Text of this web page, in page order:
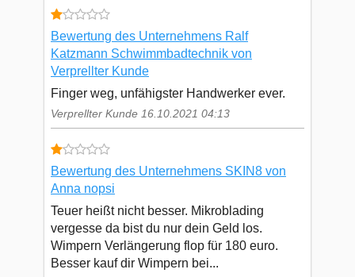
Bewertung des Unternehmens Ralf
Katzmann Schwimmbadtechnik von
Verprellter Kunde
Finger weg, unfähigster Handwerker ever.
Verprellter Kunde 16.10.2021 04:13
Bewertung des Unternehmens SKIN8 von
Anna nopsi
Teuer heißt nicht besser. Mikroblading
vergesse da bist du nur dein Geld los.
Wimpern Verlängerung flop für 180 euro.
Besser kauf dir Wimpern bei...